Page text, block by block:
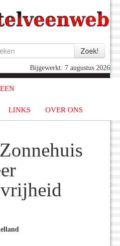
Bijgewerkt: 7 augustus 2026
LINKS OVER ONS